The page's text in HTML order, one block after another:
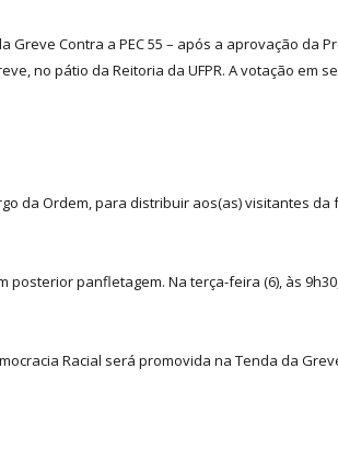
Contra a PEC 55 – após a aprovação da
no pátio da Reitoria da UFPR. A votação em
da Ordem, para distribuir aos(as) visitantes
posterior panfletagem. Na terça-feira (6), às
Racial será promovida na Tenda da